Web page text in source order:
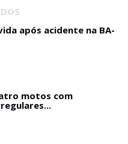
após acidente na BA-
motos com